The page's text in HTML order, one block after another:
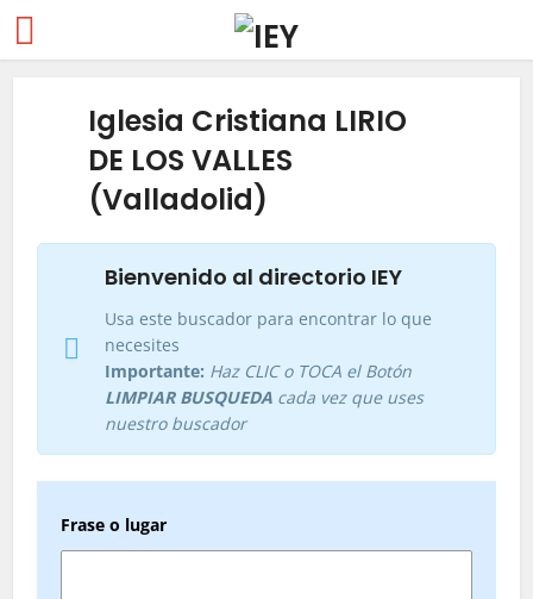
Iglesia Cristiana LIRIO
DE LOS VALLES
(Valladolid)
Bienvenido al directorio IEY
Usa este buscador para encontrar lo que
necesites
Importante: Haz CLIC o TOCA el Botón
LIMPIAR BUSQUEDA cada vez que uses
nuestro buscador
Frase o lugar